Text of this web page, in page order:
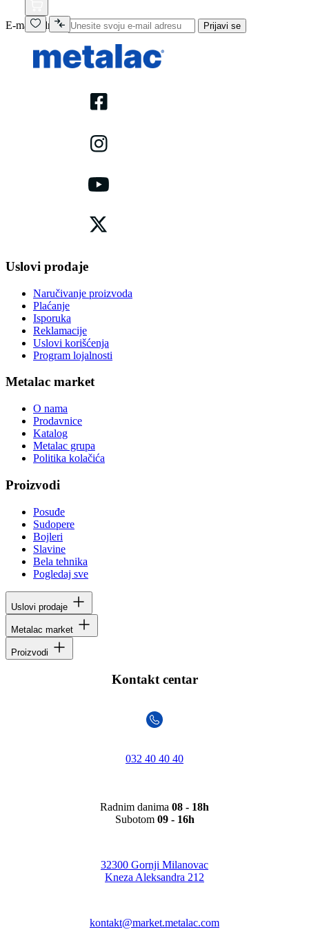
E-mail adresa Prijavi se
Uslovi prodaje
Naručivanje proizvoda
Plaćanje
Isporuka
Reklamacije
Uslovi korišćenja
Program lojalnosti
Metalac market
O nama
Prodavnice
Katalog
Metalac grupa
Politika kolačića
Proizvodi
Posuđe
Sudopere
Bojleri
Slavine
Bela tehnika
Pogledaj sve
Uslovi prodaje
Metalac market
Proizvodi
Kontakt centar
032 40 40 40
Radnim danima 08 - 18h
Subotom 09 - 16h
32300 Gornji Milanovac
Kneza Aleksandra 212
kontakt@market.metalac.com